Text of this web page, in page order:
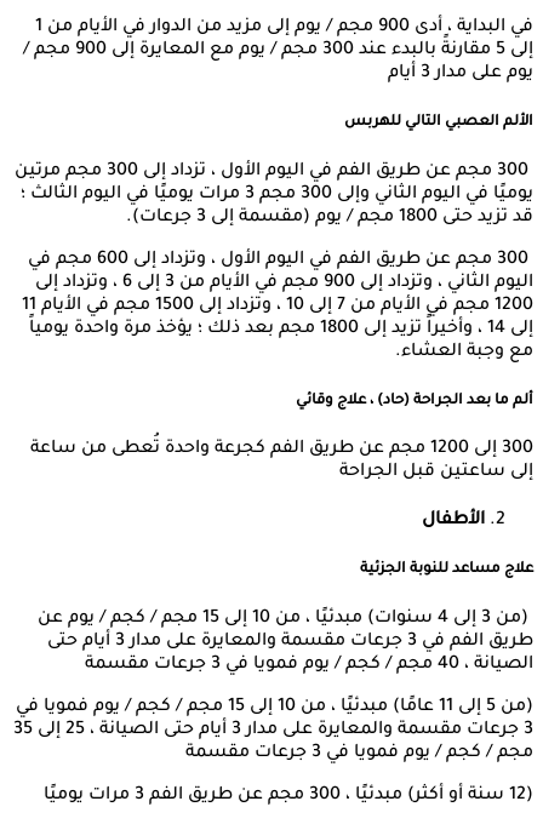
في البداية ، أدى 900 مجم / يوم إلى مزيد من الدوار في الأيام من 1
إلى 5 مقارنةً بالبدء عند 300 مجم / يوم مع المعايرة إلى 900 مجم /
يوم على مدار 3 أيام
الألم العصبي التالي للهربس
300 مجم عن طريق الفم في اليوم الأول ، تزداد إلى 300 مجم مرتين
يوميًا في اليوم الثاني وإلى 300 مجم 3 مرات يوميًا في اليوم الثالث ؛
قد تزيد حتى 1800 مجم / يوم (مقسمة إلى 3 جرعات).
300 مجم عن طريق الفم في اليوم الأول ، وتزداد إلى 600 مجم في
اليوم الثاني ، وتزداد إلى 900 مجم في الأيام من 3 إلى 6 ، وتزداد إلى
1200 مجم في الأيام من 7 إلى 10 ، وتزداد إلى 1500 مجم في الأيام 11
إلى 14 ، وأخيراً تزيد إلى 1800 مجم بعد ذلك ؛ يؤخذ مرة واحدة يومياً
مع وجبة العشاء.
ألم ما بعد الجراحة (حاد) ، علاج وقائي
300 إلى 1200 مجم عن طريق الفم كجرعة واحدة تُعطى من ساعة
إلى ساعتين قبل الجراحة
الأطفال
علاج مساعد للنوبة الجزئية
(من 3 إلى 4 سنوات) مبدئيًا ، من 10 إلى 15 مجم / كجم / يوم عن
طريق الفم في 3 جرعات مقسمة والمعايرة على مدار 3 أيام حتى
الصيانة ، 40 مجم / كجم / يوم فمويا في 3 جرعات مقسمة
(من 5 إلى 11 عامًا) مبدئيًا ، من 10 إلى 15 مجم / كجم / يوم فمويا في
3 جرعات مقسمة والمعايرة على مدار 3 أيام حتى الصيانة ، 25 إلى 35
مجم / كجم / يوم فمويا في 3 جرعات مقسمة
(12 سنة أو أكثر) مبدئيًا ، 300 مجم عن طريق الفم 3 مرات يوميًا